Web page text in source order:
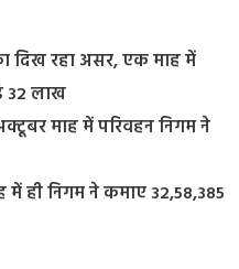
दिख रहा असर, एक माह में
32 लाख
माह में परिवहन निगम ने
में ही निगम ने कमाए 32,58,385